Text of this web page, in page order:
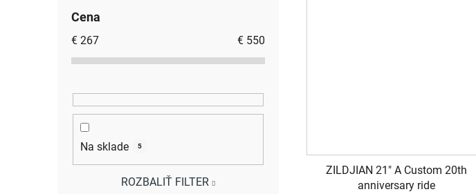
Cena
€ 267 € 550
Na sklade 5
ROZBALIŤ FILTER
ZILDJIAN 21" A Custom 20th
anniversary ride